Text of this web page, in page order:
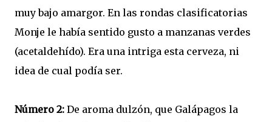
muy bajo amargor. En las rondas clasificatorias
Monje le había sentido gusto a manzanas verdes
(acetaldehído). Era una intriga esta cerveza, ni
idea de cual podía ser.
Número 2: De aroma dulzón, que Galápagos la